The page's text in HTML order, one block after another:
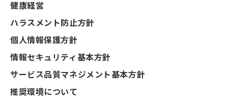
健康経営
ハラスメント防止方針
個人情報保護方針
情報セキュリティ基本方針
サービス品質マネジメント基本方針
推奨環境について